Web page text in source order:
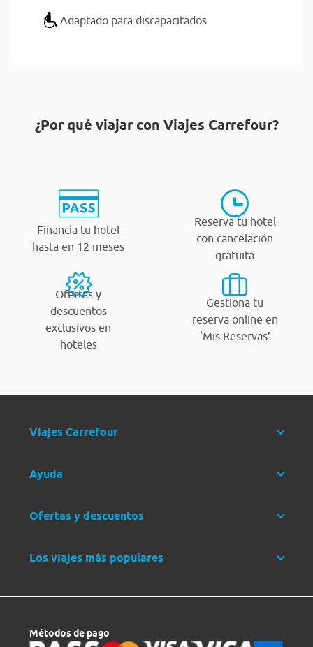
Adaptado para discapacitados
¿Por qué viajar con Viajes Carrefour?
Financia tu hotel
hasta en 12 meses
Reserva tu hotel
con cancelación
gratuita
Ofertas y
descuentos
exclusivos en
hoteles
Gestiona tu
reserva online en
‘Mis Reservas’
Viajes Carrefour
Ayuda
Ofertas y descuentos
Los viajes más populares
Métodos de pago